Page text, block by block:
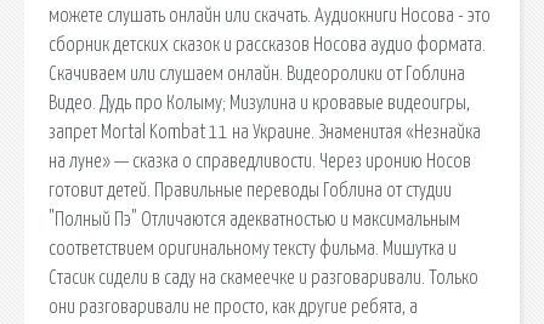
можете слушать онлайн или скачать. Аудиокниги Носова - это
сборник детских сказок и рассказов Носова аудио формата.
Скачиваем или слушаем онлайн. Видеоролики от Гоблина
Видео. Дудь про Колыму; Мизулина и кровавые видеоигры,
запрет Mortal Kombat 11 на Украине. Знаменитая «Незнайка
на луне» — сказка о справедливости. Через иронию Носов
готовит детей. Правильные переводы Гоблина от студии
"Полный Пэ" Отличаются адекватностью и максимальным
соответствием оригинальному тексту фильма. Мишутка и
Стасик сидели в саду на скамеечке и разговаривали. Только
они разговаривали не просто, как другие ребята, а